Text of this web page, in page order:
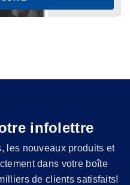
infolettre
les nouveaux produits et
dans votre boîte
de clients satisfaits!